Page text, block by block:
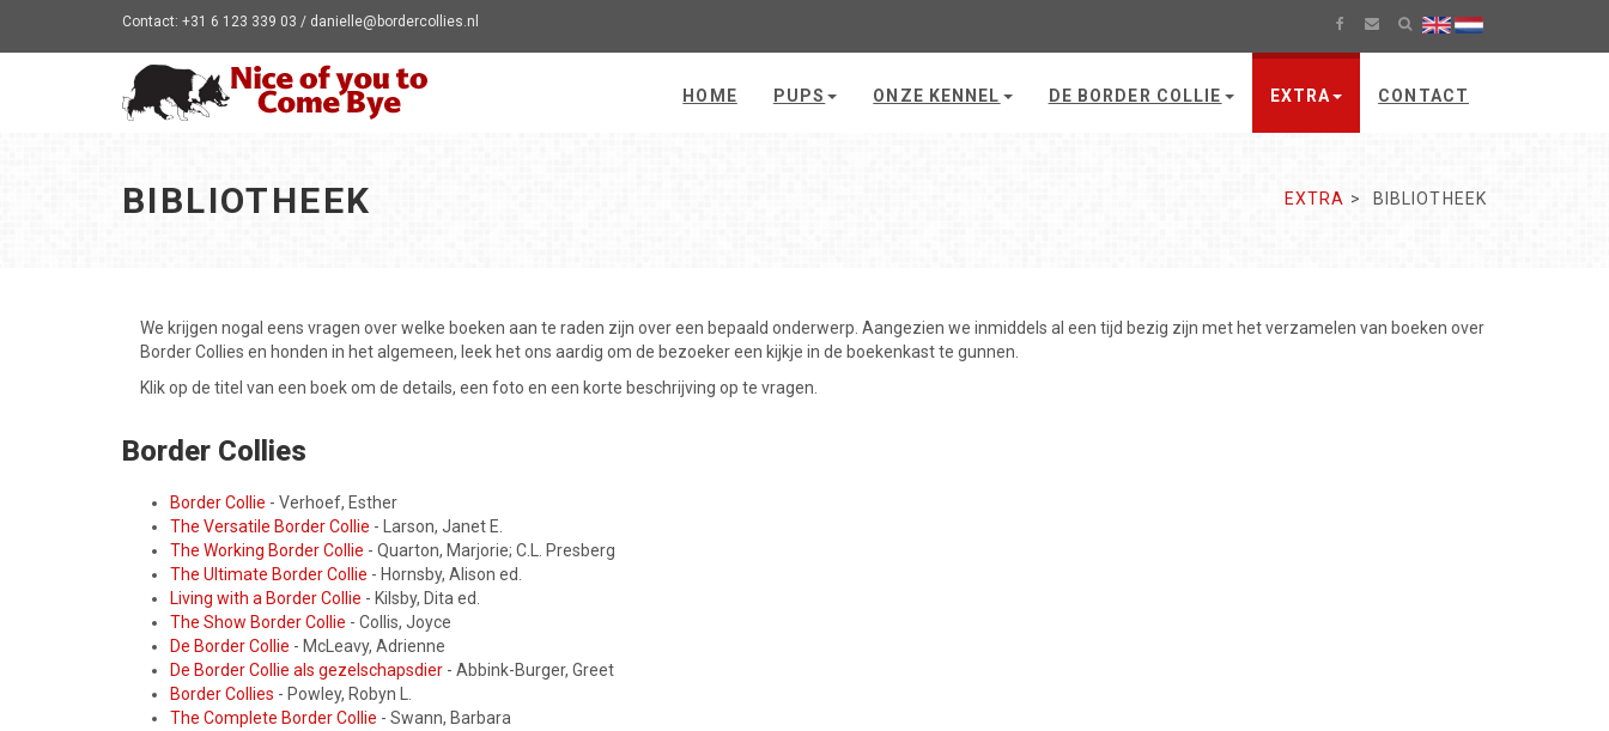
Contact: +31 6 123 339 03 / danielle@bordercollies.nl
HOME PUPS ONZE KENNEL DE BORDER COLLIE EXTRA CONTACT
BIBLIOTHEEK EXTRA BIBLIOTHEEK
We krijgen nogal eens vragen over welke boeken aan te raden zijn over een bepaald onderwerp. Aangezien we inmiddels al een tijd bezig zijn met het verzamelen van boeken over
Border Collies en honden in het algemeen, leek het ons aardig om de bezoeker een kijkje in de boekenkast te gunnen.
Klik op de titel van een boek om de details, een foto en een korte beschrijving op te vragen.
Border Collies
Border Collie - Verhoef, Esther
The Versatile Border Collie - Larson, Janet E.
The Working Border Collie - Quarton, Marjorie; C.L. Presberg
The Ultimate Border Collie - Hornsby, Alison ed.
Living with a Border Collie - Kilsby, Dita ed.
The Show Border Collie - Collis, Joyce
De Border Collie - McLeavy, Adrienne
De Border Collie als gezelschapsdier - Abbink-Burger, Greet
Border Collies - Powley, Robyn L.
The Complete Border Collie - Swann, Barbara